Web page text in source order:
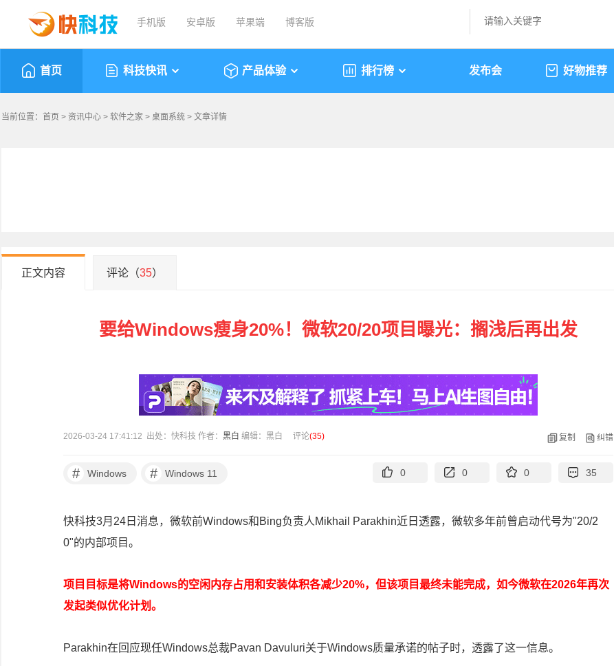
手机版 安卓版 苹果端 博客版
首页 科技快讯 产品体验 排行榜 发布会 好物推荐
当前位置： 首页 > 资讯中心 > 软件之家 > 桌面系统 > 文章详情
正文内容 评论（35）
要给Windows瘦身20%！微软20/20项目曝光：搁浅后再出发
2026-03-24 17:41:12 出处：快科技 作者： 黑白 编辑：黑白 评论(35) 复制 纠错
# Windows # Windows 11 0 0 0 35
快科技3月24日消息，微软前Windows和Bing负责人Mikhail Parakhin近日透露，微软多年前曾启动代号为"20/2
0"的内部项目。
项目目标是将Windows的空闲内存占用和安装体积各减少20%，但该项目最终未能完成，如今微软在2026年再次
发起类似优化计划。
Parakhin在回应现任Windows总裁Pavan Davuluri关于Windows质量承诺的帖子时，透露了这一信息。